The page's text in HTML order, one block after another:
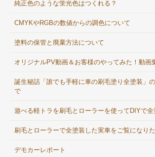
純正色のような蛍光色はつくれる？
CMYKやRGBの数値からの調色について
塗料の保管と廃棄方法について
オリジナルPV動画＆お客様のやってみた！動画
誕生秘話「誰でも手軽に車の刷毛塗り全塗装」
で
遊べる軽トラを刷毛とローラーを使ってDIYで全
刷毛とローラーで全塗装した実車をご覧になり
デモカーレポート